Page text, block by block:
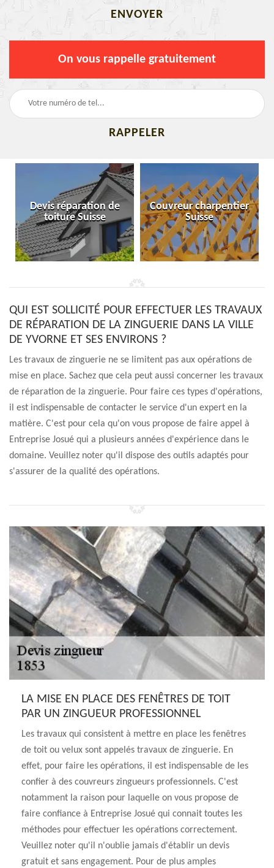
On vous rappelle gratuitement
Devis réparation de
toiture Suisse
Couvreur charpentier
Suisse
QUI EST SOLLICITÉ POUR EFFECTUER LES TRAVAUX
DE RÉPARATION DE LA ZINGUERIE DANS LA VILLE
DE YVORNE ET SES ENVIRONS ?
Les travaux de zinguerie ne se limitent pas aux opérations de
mise en place. Sachez que cela peut aussi concerner les travaux
de réparation de la zinguerie. Pour faire ces types d'opérations,
il est indispensable de contacter le service d'un expert en la
matière. C'est pour cela qu'on vous propose de faire appel à
Entreprise Josué qui a plusieurs années d'expérience dans le
domaine. Veuillez noter qu'il dispose des outils adaptés pour
s'assurer de la qualité des opérations.
LA MISE EN PLACE DES FENÊTRES DE TOIT
PAR UN ZINGUEUR PROFESSIONNEL
Les travaux qui consistent à mettre en place les fenêtres
de toit ou velux sont appelés travaux de zinguerie. En
effet, pour faire les opérations, il est indispensable de les
confier à des couvreurs zingueurs professionnels. C'est
notamment la raison pour laquelle on vous propose de
faire confiance à Entreprise Josué qui connait toutes les
méthodes pour effectuer les opérations correctement.
Veuillez noter qu'il n'oublie jamais d'établir un devis
gratuit et sans engagement. Pour de plus amples